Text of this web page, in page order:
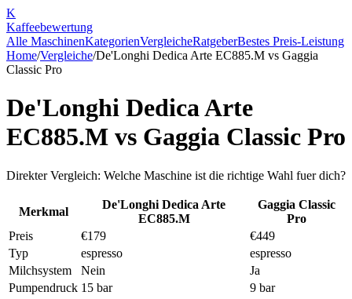
K
Kaffeebewertung
Alle MaschinenKategorienVergleicheRatgeberBestes Preis-Leistung
Home/Vergleiche/De'Longhi Dedica Arte EC885.M vs Gaggia
Classic Pro
De'Longhi Dedica Arte
EC885.M vs Gaggia Classic Pro
Direkter Vergleich: Welche Maschine ist die richtige Wahl fuer dich?
Merkmal
De'Longhi Dedica Arte
EC885.M
Gaggia Classic
Pro
Preis
€179
€449
Typ
espresso
espresso
Milchsystem
Nein
Ja
Pumpendruck 15 bar
9 bar